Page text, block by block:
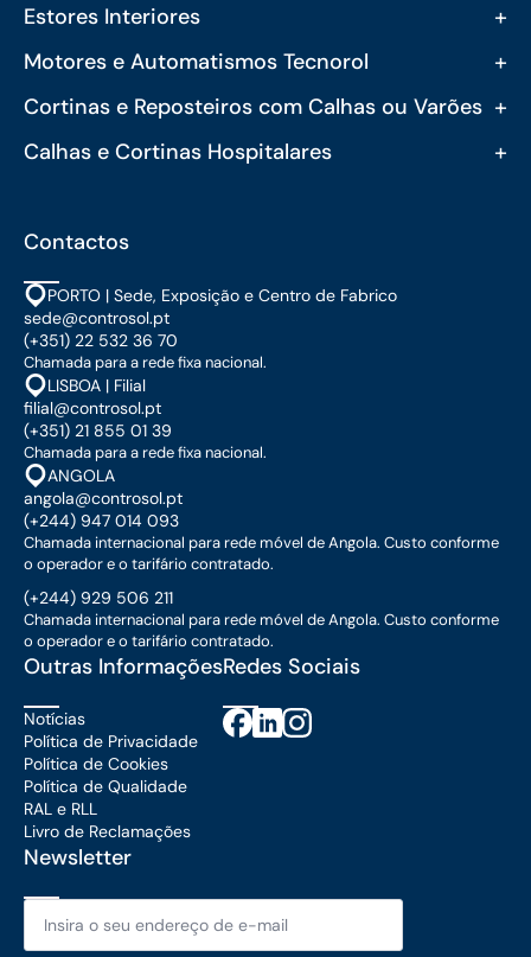
Estores Interiores +
Motores e Automatismos Tecnorol +
Cortinas e Reposteiros com Calhas ou Varões +
Calhas e Cortinas Hospitalares +
Contactos
PORTO | Sede, Exposição e Centro de Fabrico
sede@controsol.pt
(+351) 22 532 36 70
Chamada para a rede fixa nacional.
LISBOA | Filial
filial@controsol.pt
(+351) 21 855 01 39
Chamada para a rede fixa nacional.
ANGOLA
angola@controsol.pt
(+244) 947 014 093
Chamada internacional para rede móvel de Angola. Custo conforme
o operador e o tarifário contratado.
(+244) 929 506 211
Chamada internacional para rede móvel de Angola. Custo conforme
o operador e o tarifário contratado.
Outras Informações
Notícias
Política de Privacidade
Política de Cookies
Política de Qualidade
RAL e RLL
Livro de Reclamações
Redes Sociais
Newsletter
Email